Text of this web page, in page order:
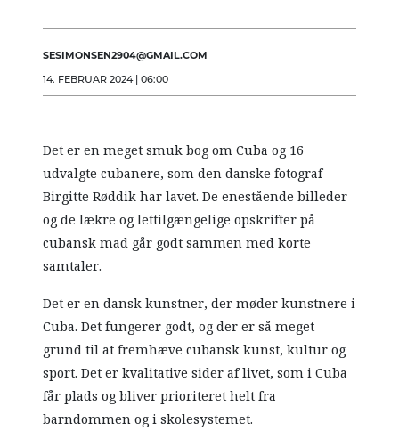
SESIMONSEN2904@GMAIL.COM
14. FEBRUAR 2024 | 06:00
Det er en meget smuk bog om Cuba og 16
udvalgte cubanere, som den danske fotograf
Birgitte Røddik har lavet. De enestående billeder
og de lækre og lettilgængelige opskrifter på
cubansk mad går godt sammen med korte
samtaler.
Det er en dansk kunstner, der møder kunstnere i
Cuba. Det fungerer godt, og der er så meget
grund til at fremhæve cubansk kunst, kultur og
sport. Det er kvalitative sider af livet, som i Cuba
får plads og bliver prioriteret helt fra
barndommen og i skolesystemet.